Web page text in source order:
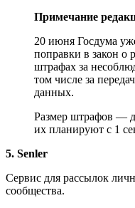
Примечание
20 июня Госдума
поправки в закон
штрафах за
том числе за
данных.
Размер штрафов —
их планируют с 1
5. Senler
Сервис для рассылок
сообщества.